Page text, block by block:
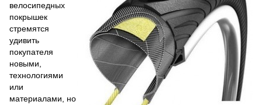
велосипедных
покрышек
стремятся
удивить
покупателя
новыми,
технологиями
или
материалами, но